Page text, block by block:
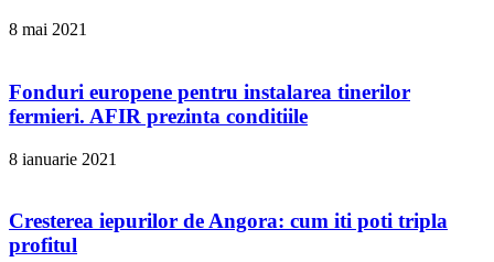
8 mai 2021
Fonduri europene pentru instalarea tinerilor
fermieri. AFIR prezinta conditiile
8 ianuarie 2021
Cresterea iepurilor de Angora: cum iti poti tripla
profitul